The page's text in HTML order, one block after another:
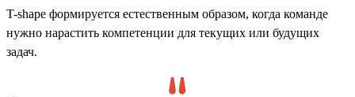
T-shape формируется естественным образом, когда команде
нужно нарастить компетенции для текущих или будущих
задач.